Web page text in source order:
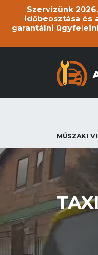
Szervizünk
időbeosztása és
garantálni
MŰSZAKI